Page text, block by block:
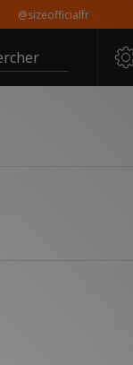
@sizeofficialfr